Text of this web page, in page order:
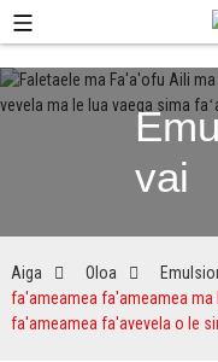
vai
Aiga Oloa
fa'ameamea fa'ameamea ma
fa'ameamea fa'avevela o le